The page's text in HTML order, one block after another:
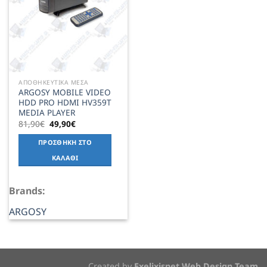
ΑΠΟΘΗΚΕΥΤΙΚΑ ΜΕΣΑ
ARGOSY MOBILE VIDEO
HDD PRO HDMI HV359T
MEDIA PLAYER
81,90€ Original
price
was:
81,90€.
49,90€Η
τρέχουσα
τιμή
είναι:
49,90€.
ΠΡΟΣΘΉΚΗ ΣΤΟ
ΚΑΛΆΘΙ
Brands:
ARGOSY